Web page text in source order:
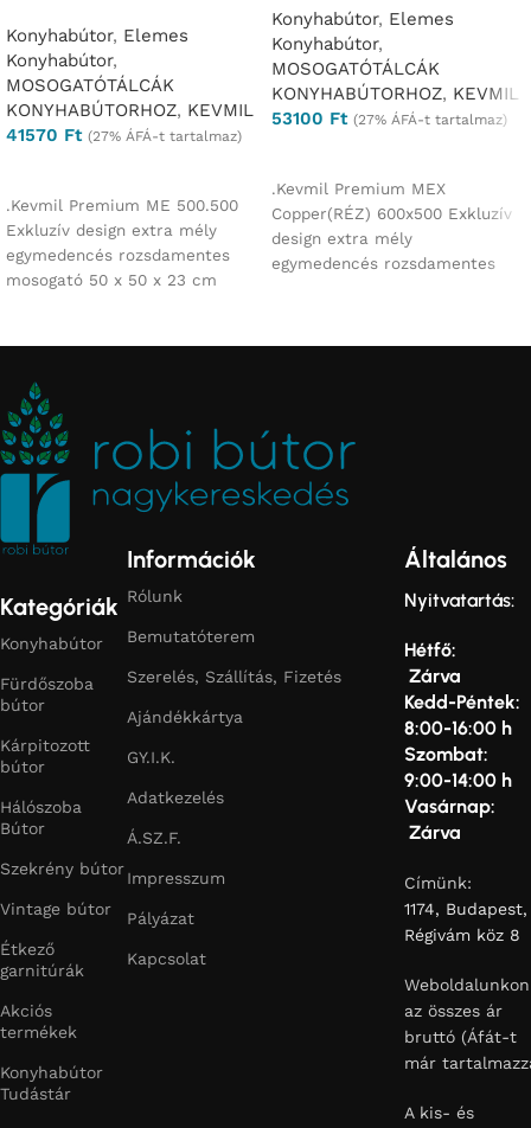
Konyhabútor, Elemes
Konyhabútor,
MOSOGATÓTÁLCÁK
KONYHABÚTORHOZ, KEVMIL
41570 Ft (27% ÁFÁ-t tartalmaz)
.Kevmil Premium ME 500.500
Exkluzív design extra mély
egymedencés rozsdamentes
mosogató 50 x 50 x 23 cm
Konyhabútor, Elemes
Konyhabútor,
MOSOGATÓTÁLCÁK
KONYHABÚTORHOZ, KEVMIL
53100 Ft (27% ÁFÁ-t tartalmaz)
.Kevmil Premium MEX
Copper(RÉZ) 600x500 Exkluzív
design extra mély
egymedencés rozsdamentes
Kategóriák
Konyhabútor
Fürdőszoba
bútor
Kárpitozott
bútor
Hálószoba
Bútor
Szekrény bútor
Vintage bútor
Étkező
garnitúrák
Akciós
termékek
Konyhabútor
Tudástár
Információk
Rólunk
Bemutatóterem
Szerelés, Szállítás, Fizetés
Ajándékkártya
GY.I.K.
Adatkezelés
Á.SZ.F.
Impresszum
Pályázat
Kapcsolat
Általános
Nyitvatartás:
Hétfő:
Zárva
Kedd-Péntek:
8:00-16:00 h
Szombat:
9:00-14:00 h
Vasárnap:
Zárva
Címünk:
1174, Budapest,
Régivám köz 8
Weboldalunkon
az összes ár
bruttó (Áfát-t
már
A kis- és